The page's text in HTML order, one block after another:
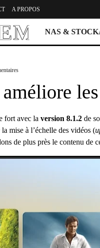
A PROPOS
NAS &
fort avec la version 8.1.2 de
mise à l’échelle des vidéos (
de plus près le contenu de